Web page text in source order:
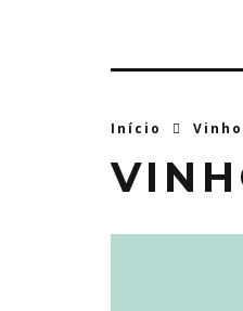
Início